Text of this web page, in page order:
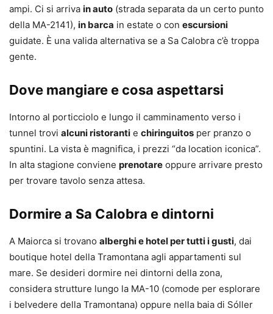
ampi. Ci si arriva in auto (strada separata da un certo punto
della MA-2141), in barca in estate o con escursioni
guidate. È una valida alternativa se a Sa Calobra c’è troppa
gente.
Dove mangiare e cosa aspettarsi
Intorno al porticciolo e lungo il camminamento verso i
tunnel trovi alcuni ristoranti e chiringuitos per pranzo o
spuntini. La vista è magnifica, i prezzi “da location iconica”.
In alta stagione conviene prenotare oppure arrivare presto
per trovare tavolo senza attesa.
Dormire a Sa Calobra e dintorni
A Maiorca si trovano alberghi e hotel per tutti i gusti, dai
boutique hotel della Tramontana agli appartamenti sul
mare. Se desideri dormire nei dintorni della zona,
considera strutture lungo la MA-10 (comode per esplorare
i belvedere della Tramontana) oppure nella baia di Sóller